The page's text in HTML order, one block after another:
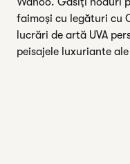
faimoși cu legături cu
lucrări de artă UVA
peisajele luxuriante